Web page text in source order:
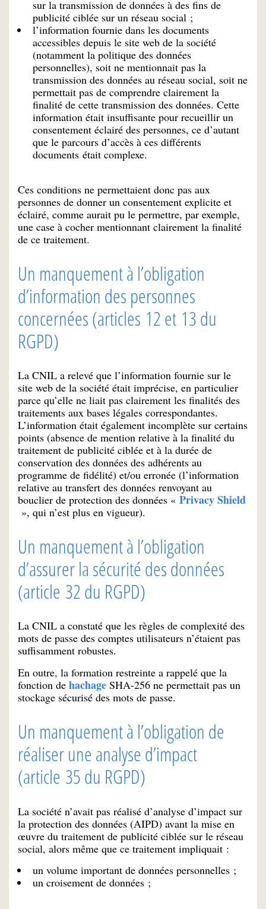
sur la transmission de données à des fins de
publicité ciblée sur un réseau social ;
l’information fournie dans les documents
accessibles depuis le site web de la société
(notamment la politique des données
personnelles), soit ne mentionnait pas la
transmission des données au réseau social, soit ne
permettait pas de comprendre clairement la
finalité de cette transmission des données. Cette
information était insuffisante pour recueillir un
consentement éclairé des personnes, ce d’autant
que le parcours d’accès à ces différents
documents était complexe.
Ces conditions ne permettaient donc pas aux
personnes de donner un consentement explicite et
éclairé, comme aurait pu le permettre, par exemple,
une case à cocher mentionnant clairement la finalité
de ce traitement.
Un manquement à l’obligation
d’information des personnes
concernées (articles 12 et 13 du
RGPD)
La CNIL a relevé que l’information fournie sur le
site web de la société était imprécise, en particulier
parce qu’elle ne liait pas clairement les finalités des
traitements aux bases légales correspondantes.
L’information était également incomplète sur certains
points (absence de mention relative à la finalité du
traitement de publicité ciblée et à la durée de
conservation des données des adhérents au
programme de fidélité) et/ou erronée (l’information
relative au transfert des données renvoyant au
bouclier de protection des données « Privacy Shield
», qui n’est plus en vigueur).
Un manquement à l’obligation
d’assurer la sécurité des données
(article 32 du RGPD)
La CNIL a constaté que les règles de complexité des
mots de passe des comptes utilisateurs n’étaient pas
suffisamment robustes.
En outre, la formation restreinte a rappelé que la
fonction de hachage SHA-256 ne permettait pas un
stockage sécurisé des mots de passe.
Un manquement à l’obligation de
réaliser une analyse d’impact
(article 35 du RGPD)
La société n’avait pas réalisé d’analyse d’impact sur
la protection des données (AIPD) avant la mise en
œuvre du traitement de publicité ciblée sur le réseau
social, alors même que ce traitement impliquait :
un volume important de données personnelles ;
un croisement de données ;